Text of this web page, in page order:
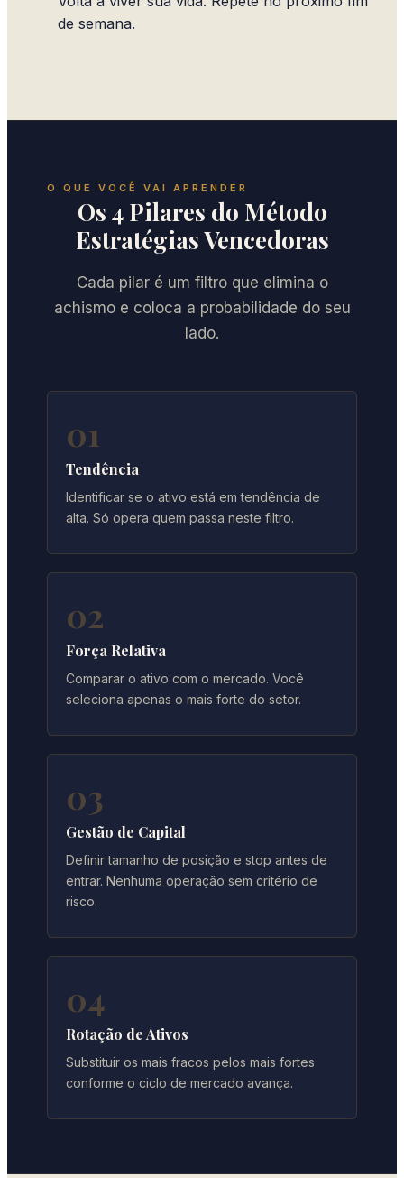
de semana.
O QUE VOCÊ VAI APRENDER
Os 4 Pilares do Método
Estratégias Vencedoras
Cada pilar é um filtro que elimina o
achismo e coloca a probabilidade do seu
lado.
01
Tendência
Identificar se o ativo está em tendência de
alta. Só opera quem passa neste filtro.
02
Força Relativa
Comparar o ativo com o mercado. Você
seleciona apenas o mais forte do setor.
03
Gestão de Capital
Definir tamanho de posição e stop antes de
entrar. Nenhuma operação sem critério de
risco.
04
Rotação de Ativos
Substituir os mais fracos pelos mais fortes
conforme o ciclo de mercado avança.